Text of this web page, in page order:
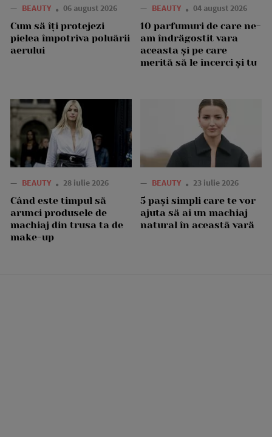
— BEAUTY 06 august 2026
Cum să îți protejezi
pielea împotriva poluării
aerului
— BEAUTY 04 august 2026
10 parfumuri de care ne-
am îndrăgostit vara
aceasta și pe care
merită să le încerci și tu
— BEAUTY 28 iulie 2026
Când este timpul să
arunci produsele de
machiaj din trusa ta de
make-up
— BEAUTY 23 iulie 2026
5 pași simpli care te vor
ajuta să ai un machiaj
natural în această vară